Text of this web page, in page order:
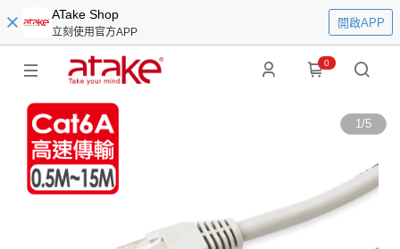
ATake Shop
立刻使用官方APP
開啟APP
0
1/5